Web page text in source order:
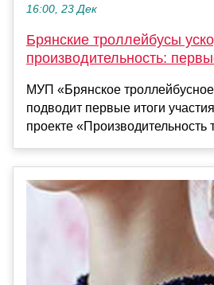
16:00, 23 Дек
Брянские троллейбусы
производительность:
МУП «Брянское
подводит первые итоги
проекте «Производительность